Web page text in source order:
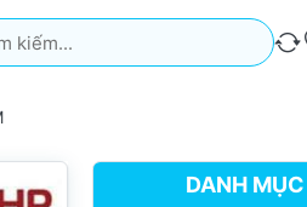
Kết quả sẽ tự động xuất hiện
DANH